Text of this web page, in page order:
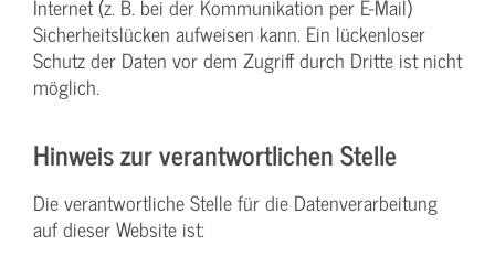
Internet (z. B. bei der Kommunikation per E-Mail)
Sicherheitslücken aufweisen kann. Ein lückenloser
Schutz der Daten vor dem Zugriff durch Dritte ist nicht
möglich.
Hinweis zur verantwortlichen Stelle
Die verantwortliche Stelle für die Datenverarbeitung
auf dieser Website ist: